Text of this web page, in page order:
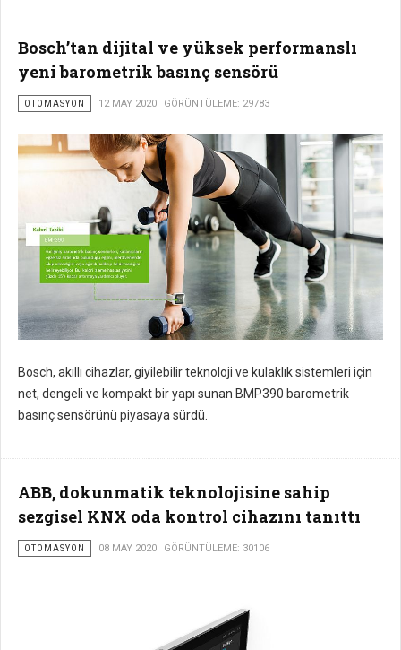
Bosch’tan dijital ve yüksek performanslı
yeni barometrik basınç sensörü
OTOMASYON 12 MAY 2020 GÖRÜNTÜLEME: 29783
Bosch, akıllı cihazlar, giyilebilir teknoloji ve kulaklık sistemleri için
net, dengeli ve kompakt bir yapı sunan BMP390 barometrik
basınç sensörünü piyasaya sürdü.
ABB, dokunmatik teknolojisine sahip
sezgisel KNX oda kontrol cihazını tanıttı
OTOMASYON 08 MAY 2020 GÖRÜNTÜLEME: 30106